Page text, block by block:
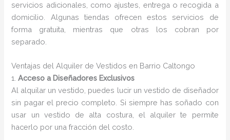
servicios adicionales, como ajustes, entrega o recogida a
domicilio. Algunas tiendas ofrecen estos servicios de
forma gratuita, mientras que otras los cobran por
separado.
Ventajas del Alquiler de Vestidos en Barrio Caltongo
1.Acceso a Diseñadores Exclusivos
Al alquilar un vestido, puedes lucir un vestido de diseñador
sin pagar el precio completo. Si siempre has soñado con
usar un vestido de alta costura, el alquiler te permite
hacerlo por una fracción del costo.